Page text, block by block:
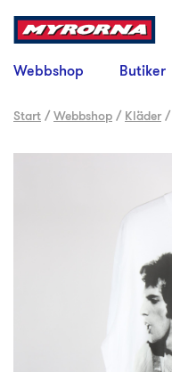
Webbshop Butiker
Start /Webbshop / Kläder /